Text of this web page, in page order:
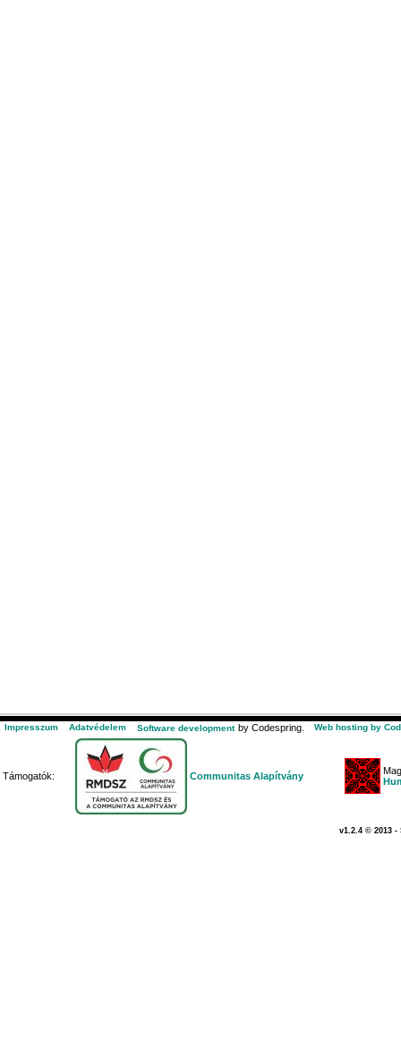
Impresszum Adatvédelem Software development by Codespring. Web hosting by
Támogatók: Communitas Alapítvány
v1.2.4 © 2013